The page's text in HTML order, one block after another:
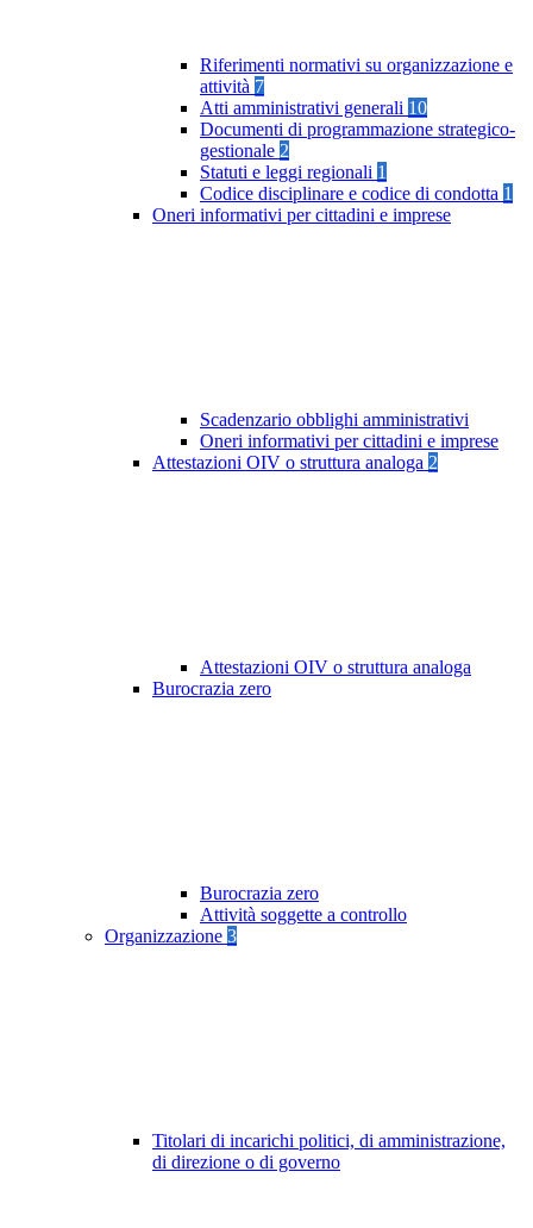
Riferimenti normativi su organizzazione e
attività 7
Atti amministrativi generali 10
Documenti di programmazione strategico-
gestionale 2
Statuti e leggi regionali 1
Codice disciplinare e codice di condotta 1
Oneri informativi per cittadini e imprese
Scadenzario obblighi amministrativi
Oneri informativi per cittadini e imprese
Attestazioni OIV o struttura analoga 2
Attestazioni OIV o struttura analoga
Burocrazia zero
Burocrazia zero
Attività soggette a controllo
Organizzazione 3
Titolari di incarichi politici, di amministrazione,
di direzione o di governo